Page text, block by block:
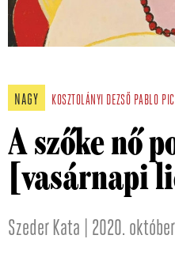
NAGY KOSZTOLÁNYI DEZSŐ PABLO
A szőke nő
[vasárnapi
Szeder Kata | 2020. október